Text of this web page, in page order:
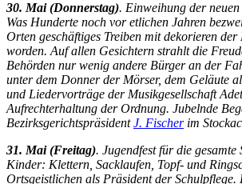
30. Mai (Donnerstag). Einweihung der
Was Hunderte noch vor etlichen Jahren
Orten geschäftiges Treiben mit dekorieren
worden. Auf allen Gesichtern strahlt die
Behörden nur wenig andere Bürger an der
unter dem Donner der Mörser, dem Geläute
und Liedervorträge der Musikgesellschaft
Aufrechterhaltung der Ordnung. Jubelnde
BezirksgerichtspräsidentJ. Fischerim
31. Mai (Freitag). Jugendfest für die
Kinder: Klettern, Sacklaufen, Topf- und
Ortsgeistlichen als Präsident der